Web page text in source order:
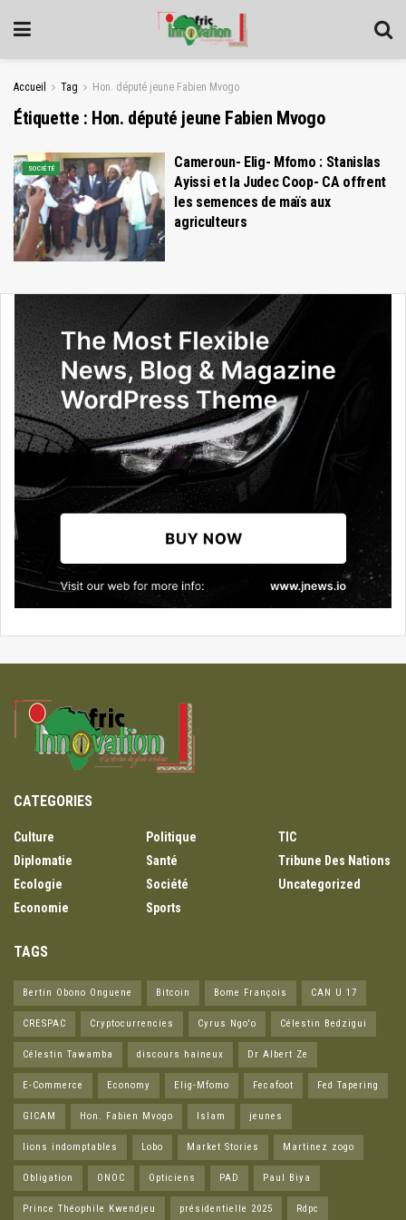
Accueil Tag Hon. député jeune Fabien Mvogo
Étiquette : Hon. député jeune Fabien Mvogo
SOCIÉTÉ
Cameroun- Elig- Mfomo : Stanislas
Ayissi et la Judec Coop- CA offrent
les semences de maïs aux
agriculteurs
CATEGORIES
Culture
Diplomatie
Ecologie
Economie
Politique
Santé
Société
Sports
TIC
Tribune Des Nations
Uncategorized
TAGS
Bertin Obono Onguene Bitcoin Bome François CAN U 17
CRESPAC Cryptocurrencies Cyrus Ngo'o Célestin Bedzigui
Célestin Tawamba discours haineux Dr Albert Ze
E-Commerce Economy Elig-Mfomo Fecafoot Fed Tapering
GICAM Hon. Fabien Mvogo Islam jeunes
lions indomptables Lobo Market Stories Martinez zogo
Obligation ONOC Opticiens PAD Paul Biya
Prince Théophile Kwendjeu présidentielle 2025 Rdpc